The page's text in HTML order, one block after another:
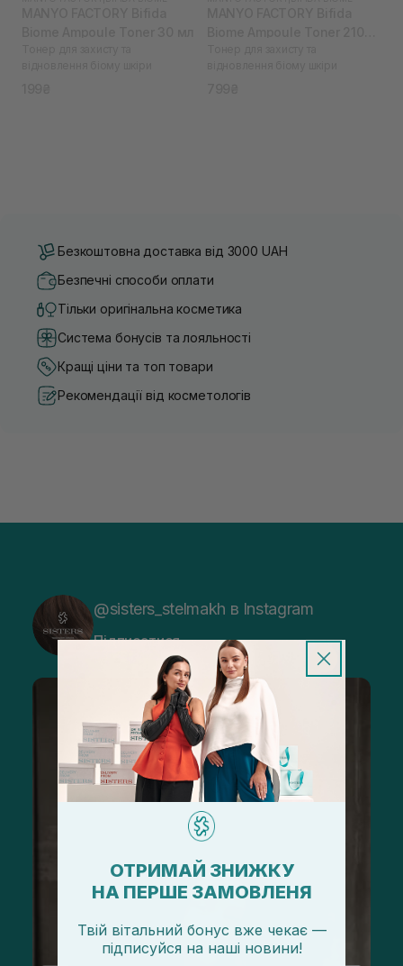
Безкоштовна доставка від 3000 UAH
Безпечні способи оплати
Тільки оригінальна косметика
Система бонусів та лояльності
Кращі ціни та топ товари
Рекомендації від косметологів
@sisters_stelmakh в Instagram
Підписатися
ОТРИМАЙ ЗНИЖКУ
НА ПЕРШЕ ЗАМОВЛЕНЯ
Твій вітальний бонус вже чекає —
підписуйся на наші новини!